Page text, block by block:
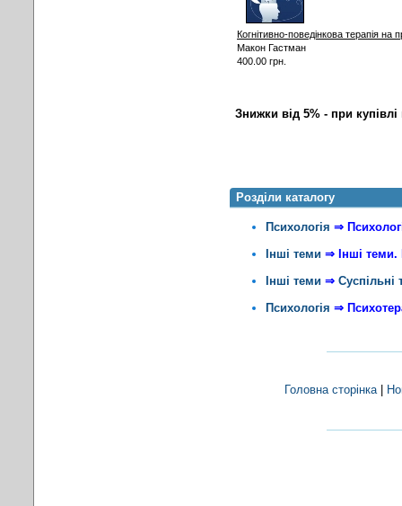
Когнітивно-поведінкова терапія на
Макон Гастман
400.00 грн.
Знижки від 5% - при
Розділи каталогу
Психологія ⇒
Інші теми ⇒ Інші
Інші теми ⇒ Суспільні
Психологія ⇒
Головна сторінка|